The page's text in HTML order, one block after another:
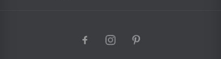
facebook
instagram
pinterest